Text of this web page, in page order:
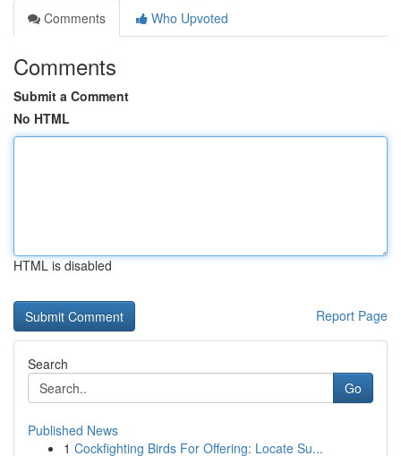
Comments
Who Upvoted
Comments
Submit a Comment
No HTML
HTML is disabled
Report Page
Search
Go
Published News
1 Cockfighting Birds For Offering: Locate Su...